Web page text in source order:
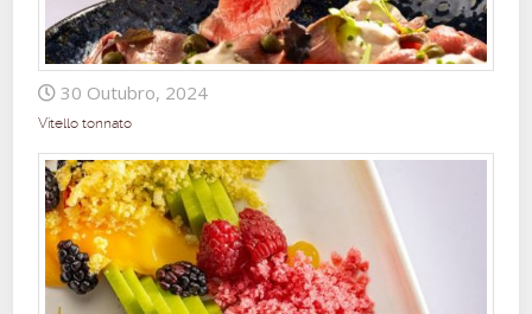
30 Outubro, 2024
Vitello tonnato